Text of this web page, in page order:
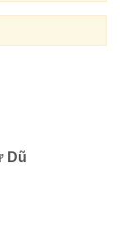
Dũ